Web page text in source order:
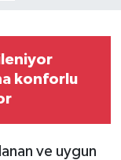
konforlu
ve uygun